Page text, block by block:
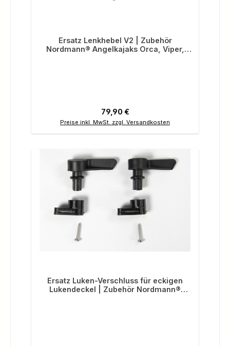
Ersatz Lenkhebel V2 | Zubehör
Nordmann® Angelkajaks Orca, Viper,
Regulärer Preis:
79,90 €
Preise inkl. MwSt. zzgl. Versandkosten
Ersatz Luken-Verschluss für eckigen
Lukendeckel | Zubehör Nordmann®